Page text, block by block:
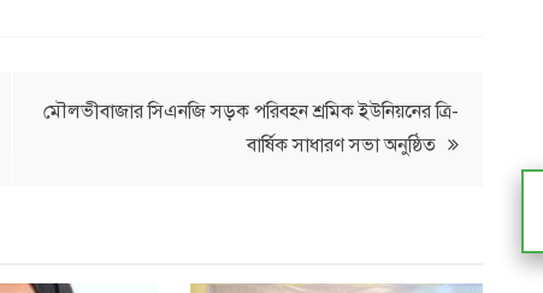
মৌলভীবাজার সিএনজি সড়ক পরিবহন শ্রমিক ইউনিয়নের ত্রি-
বার্ষিক সাধারণ সভা অনুষ্ঠিত